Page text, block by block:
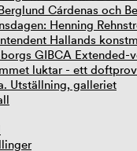
Cárdenas och
Henning
Hallands
GIBCA Extended-
luktar - ett
Utställning, galleriet